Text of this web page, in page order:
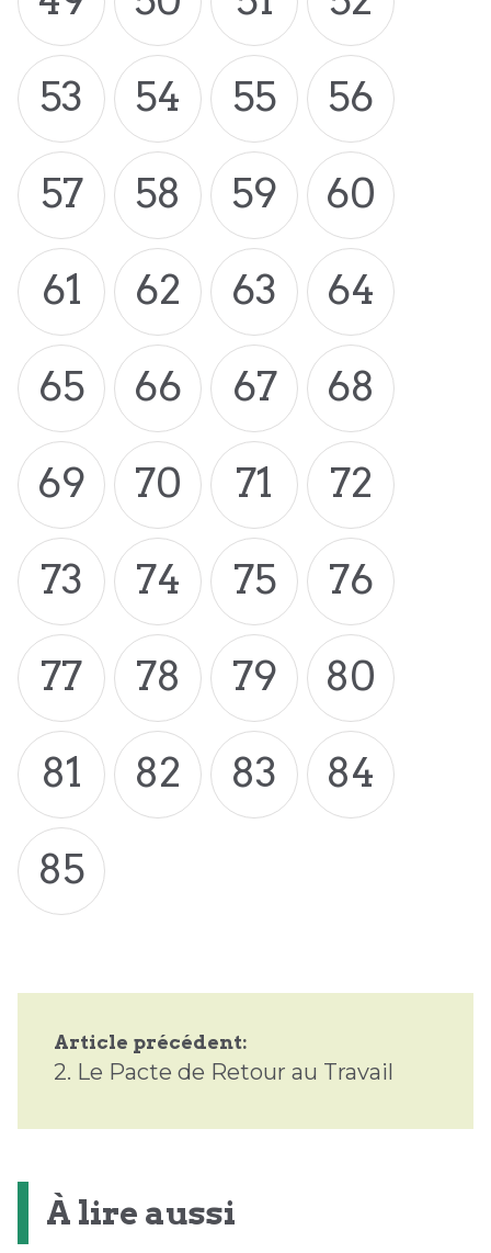
53
54 55
56
57
58 59
60
61
62 63
64
65
66 67
68
69
70 71
72
73
74 75
76
77
78 79
80
81
82 83
84
85
Article précédent:
2. Le Pacte de Retour au Travail
À lire aussi